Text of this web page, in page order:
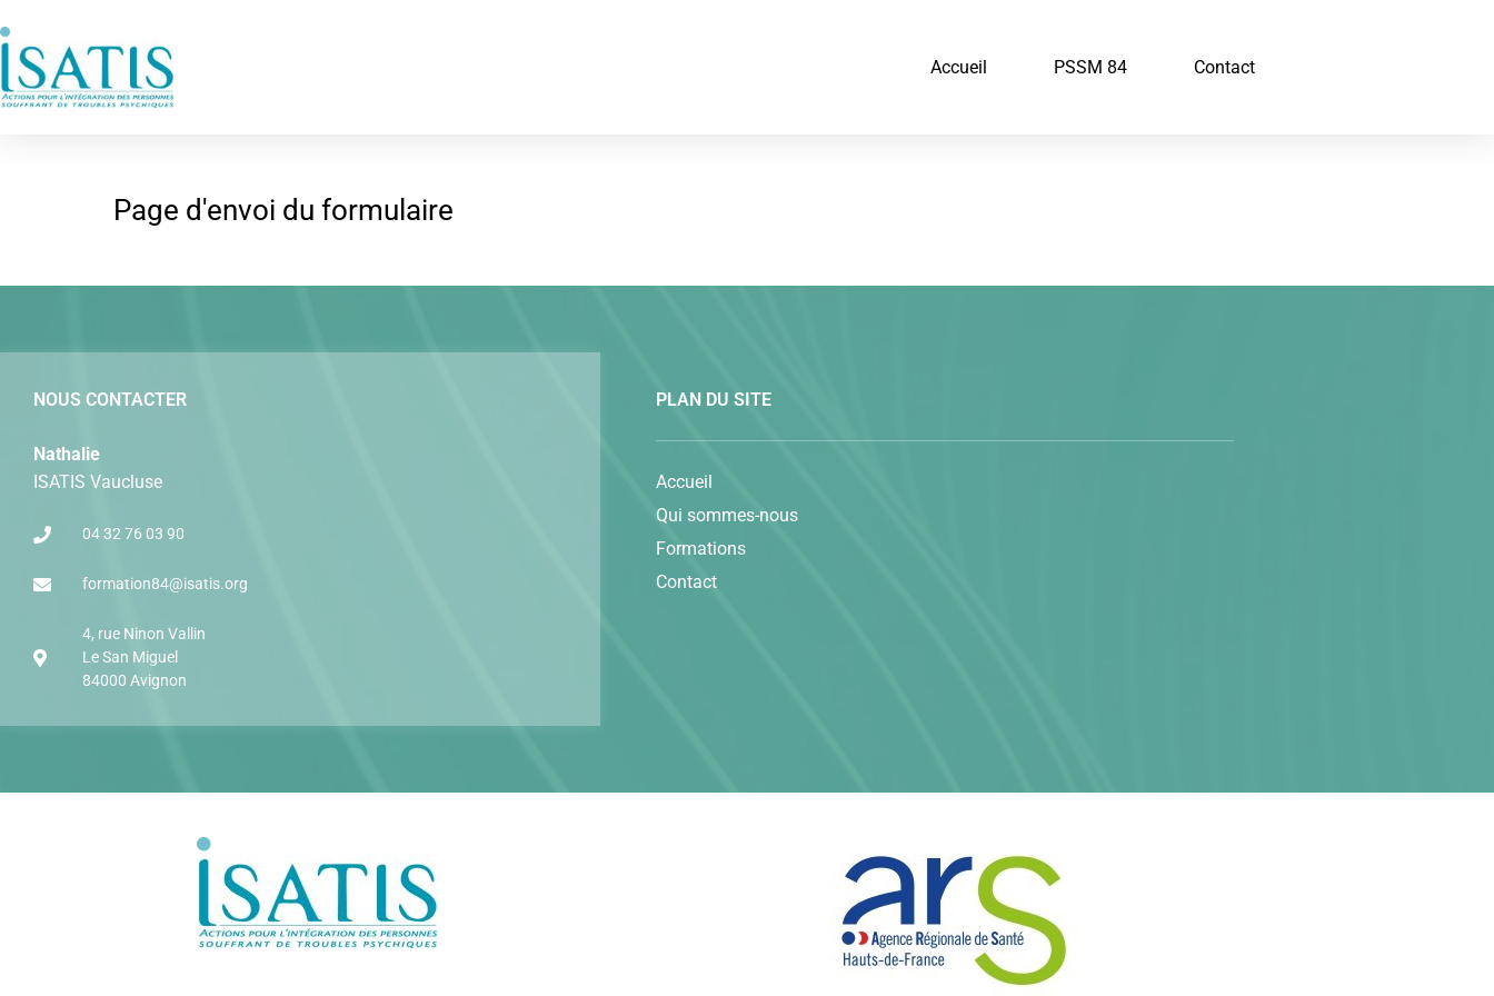
Aller
au
Accueil PSSM 84 Contact
Page d'envoi du formulaire
NOUS CONTACTER
Nathalie
ISATIS Vaucluse
04 32 76 03 90
formation84@isatis.org
4, rue Ninon Vallin
Le San Miguel
84000 Avignon
PLAN DU SITE
Accueil
Qui sommes-nous
Formations
Contact